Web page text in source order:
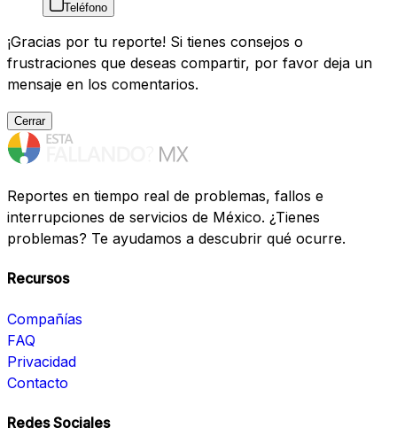
Teléfono
¡Gracias por tu reporte! Si tienes consejos o
frustraciones que deseas compartir, por favor deja un
mensaje en los comentarios.
Cerrar
Reportes en tiempo real de problemas, fallos e
interrupciones de servicios de México. ¿Tienes
problemas? Te ayudamos a descubrir qué ocurre.
Recursos
Compañías
FAQ
Privacidad
Contacto
Redes Sociales